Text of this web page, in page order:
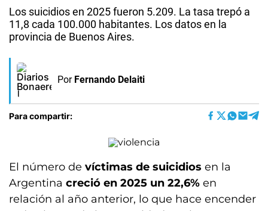
Los suicidios en 2025 fueron 5.209. La tasa trepó a
11,8 cada 100.000 habitantes. Los datos en la
provincia de Buenos Aires.
Por Fernando Delaiti
Para compartir:
El número de víctimas de suicidios en la
Argentina creció en 2025 un 22,6% en
relación al año anterior, lo que hace encender